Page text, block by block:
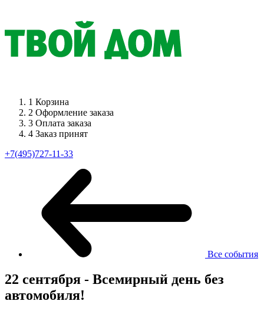
1 Корзина
2 Оформление заказа
3 Оплата заказа
4 Заказ принят
+7(495)727-11-33
Все события
22 сентября - Всемирный день без
автомобиля!